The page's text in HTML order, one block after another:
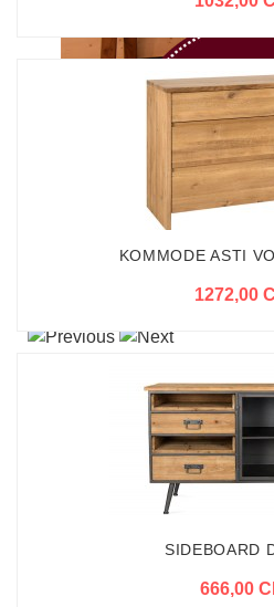
KOMMODE ASTI
1272,00
SIDEBOARD
666,00